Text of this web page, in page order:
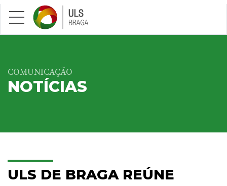
Saltar para conteúdo principal
COMUNICAÇÃO
NOTÍCIAS
ULS DE BRAGA REÚNE